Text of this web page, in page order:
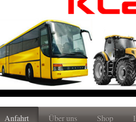
Anfahrt Über uns Shop